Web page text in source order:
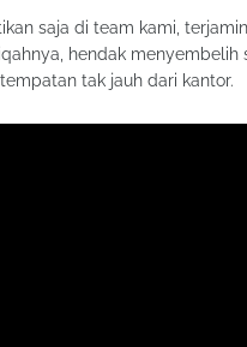
saja di team kami,
hendak menyembelih
tak jauh dari kantor.